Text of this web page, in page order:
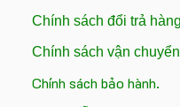
Chính sách đổi trả
Chính sách vận
Chính sách bảo hành.